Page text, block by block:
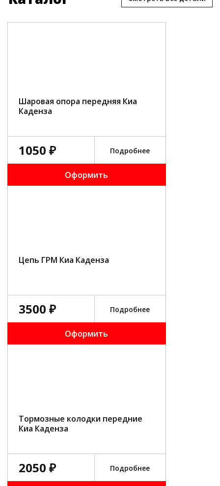
Шаровая опора передняя Киа
Каденза
1050 ₽ Подробнее
Оформить
Цепь ГРМ Киа Каденза
3500 ₽ Подробнее
Оформить
Тормозные колодки передние
Киа Каденза
2050 ₽ Подробнее